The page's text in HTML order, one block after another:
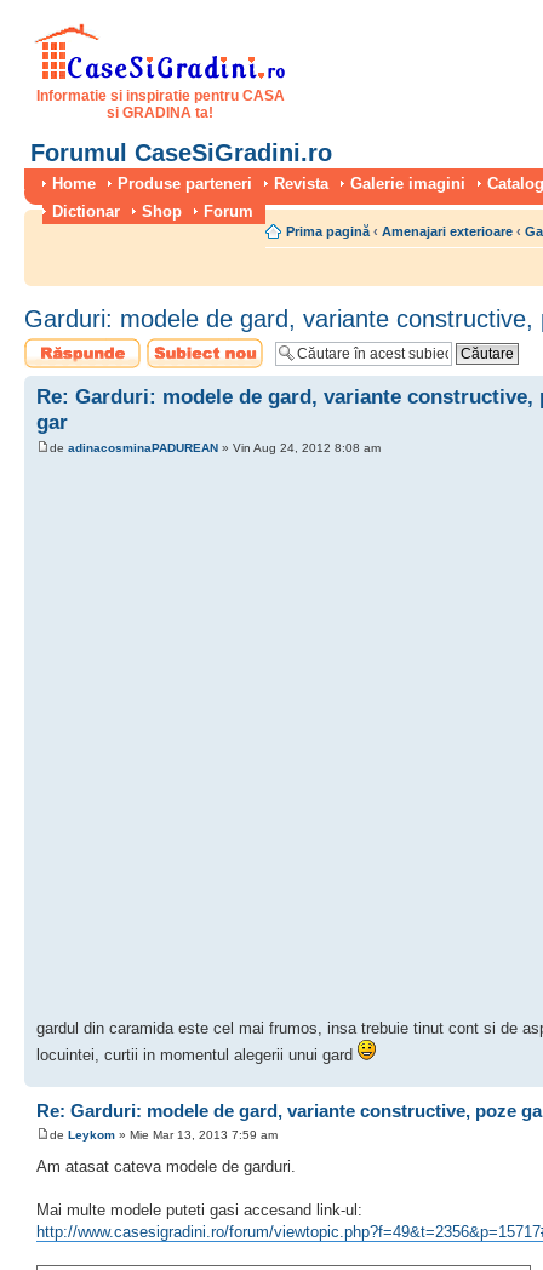
Informatie si inspiratie pentru CASA
si GRADINA ta!
Forumul CaseSiGradini.ro
Home Produse parteneri Revista Galerie imagini
Dictionar
Shop Forum
Prima pagină ‹ Amenajari exterioare ‹
Garduri: modele de gard, variante constructive,
Scrie un răspuns
Scrie un subiect
nou
Re: Garduri: modele de gard, variante constructive,
gar
de adinacosminaPADUREAN » Vin Aug 24, 2012 8:08 am
gardul din caramida este cel mai frumos, insa trebuie tinut cont si de
locuintei, curtii in momentul alegerii unui gard
Re: Garduri: modele de gard, variante constructive, poze
de Leykom » Mie Mar 13, 2013 7:59 am
Am atasat cateva modele de garduri.
Mai multe modele puteti gasi accesand link-ul:
http://www.casesigradini.ro/forum/